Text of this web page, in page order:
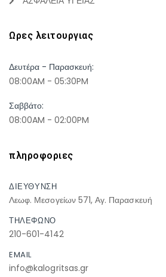
Ωρες λειτουργιας
Δευτέρα - Παρασκευή:
08:00AM - 05:30PM
Σαββάτο:
08:00AM - 02:00PM
πληροφοριες
ΔΙΕΥΘΥΝΣΗ
Λεωφ. Μεσογείων 571, Αγ. Παρασκευή
ΤΗΛΕΦΩΝΟ
210-601-4142
EMAIL
info@kalogritsas.gr